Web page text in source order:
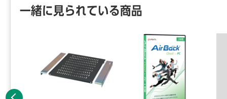
一緒に見られている商品